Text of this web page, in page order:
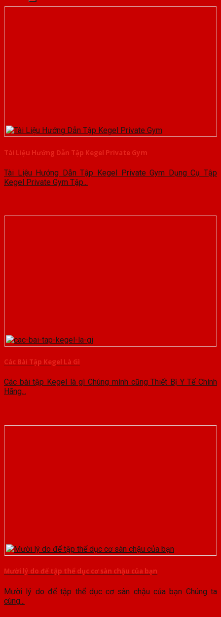
Tài Liệu Hướng Dẫn Tập Kegel Private Gym
Tài Liệu Hướng Dẫn Tập Kegel Private Gym Dụng Cụ Tập
Kegel Private Gym Tập...
Các Bài Tập Kegel Là Gì
Các bài tập Kegel là gì Chúng mình cũng Thiết Bị Y Tế Chính
Hãng...
Mười lý do để tập thể dục cơ sàn chậu của bạn
Mười lý do để tập thể dục cơ sàn chậu của bạn Chúng ta
cùng...